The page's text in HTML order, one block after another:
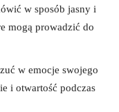
w sposób jasny i
mogą prowadzić do
w emocje swojego
i otwartość podczas